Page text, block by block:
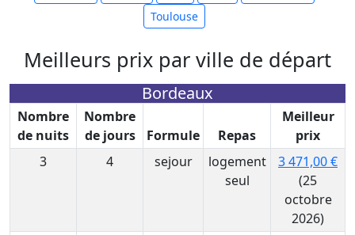
Toulouse
Meilleurs prix par ville de départ
Bordeaux
Nombre
de nuits
Nombre
de jours
Formule Repas
Meilleur
prix
3
4 sejour
logement
seul
3 471,00 €
(25
octobre
2026)